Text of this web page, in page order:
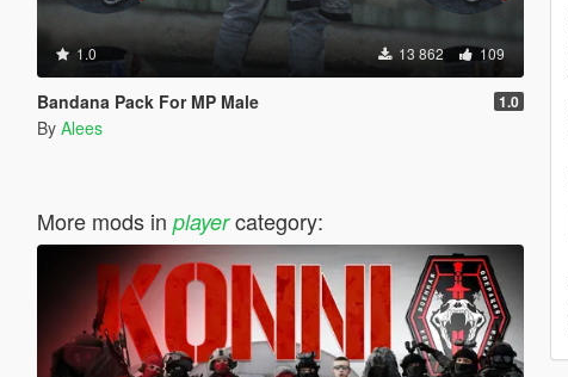
1.0 13 862 109
Bandana Pack For MP Male 1.0
By Alees
More mods in playercategory: